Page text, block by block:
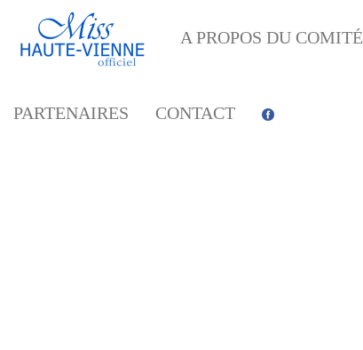
A PROPOS DU COMITÉ
PARTENAIRES CONTACT